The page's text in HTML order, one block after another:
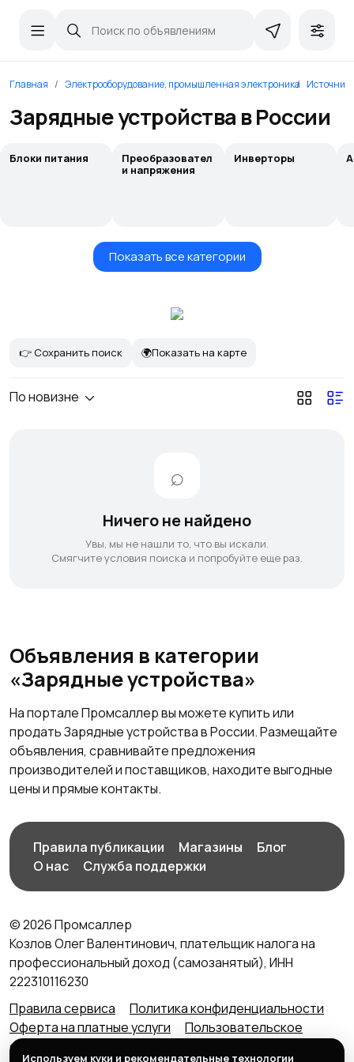
Главная Электрооборудование, промышленная электроника
Зарядные устройства в России
Блоки питания
Преобразовател
и напряжения
Инверторы
Показать все категории
👉 Сохранить поиск 🌍Показать на карте
По новизне
Ничего не найдено
Увы, мы не нашли то, что вы искали.
Смягчите условия поиска и попробуйте еще раз.
Объявления в категории
«Зарядные устройства»
На портале Промсаллер вы можете купить или
продать Зарядные устройства в России. Размещайте
объявления, сравнивайте предложения
производителей и поставщиков, находите выгодные
цены и прямые контакты.
Правила публикации Магазины
Блог
О нас
Служба поддержки
© 2026 Промсаллер
Козлов Олег Валентинович, плательщик налога на
профессиональный доход (самозанятый), ИНН
222310116230
Правила сервиса
Политика конфиденциальности
Оферта на платные услуги
Пользовательское
соглашение
Используем куки и рекомендательные технологии